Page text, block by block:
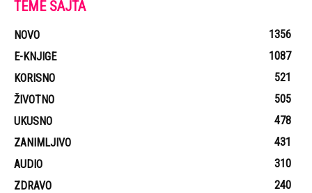
TEME SAJTA
NOVO
1356
E-KNJIGE
1087
KORISNO
521
ŽIVOTNO
505
UKUSNO
478
ZANIMLJIVO
431
AUDIO
310
ZDRAVO
240